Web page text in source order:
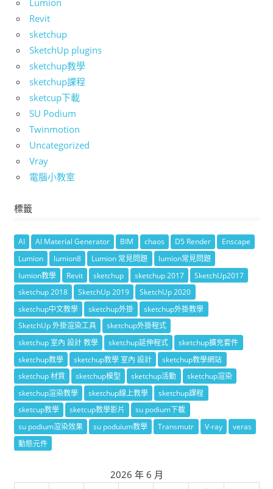
Revit
sketchup
SketchUp plugins
sketchup教學
sketchup課程
sketcup下載
SU Podium
Twinmotion
Uncategorized
Vray
電腦小教室
標籤
AI AI Material Generator BIM chaos D5 Render
Enscape
Lumion
lumion8 Lumion 常見問題
lumion常見問題
lumion教學
Revit sketchup sketchup 2017
SketchUp2017
sketchup 2018
SketchUp 2019
SketchUp 2020
sketchup中文教學
sketchup外掛
sketchup外掛教學
SketchUp 外掛渲染工具
sketchup外掛程式
sketchup 室內 設計 教學
sketchup延伸程式
sketchup擴充套件
sketchup教學
sketchup教學 室內 設計
sketchup教學網站
sketchup 材質
sketchup模型 sketchup活動
sketchup渲染
sketchup渲染教學
sketchup線上教學
sketchup課程
sketcup教學
sketcup教學影片
su podium下載
su podium渲染效果
su poduium教學 Transmutr V-ray
veras
動態元件
2026 年 6 月